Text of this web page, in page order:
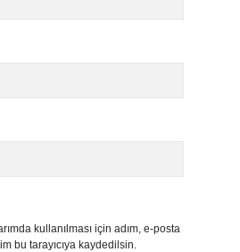
kullanılması için adım, e-posta
bu tarayıcıya kaydedilsin.